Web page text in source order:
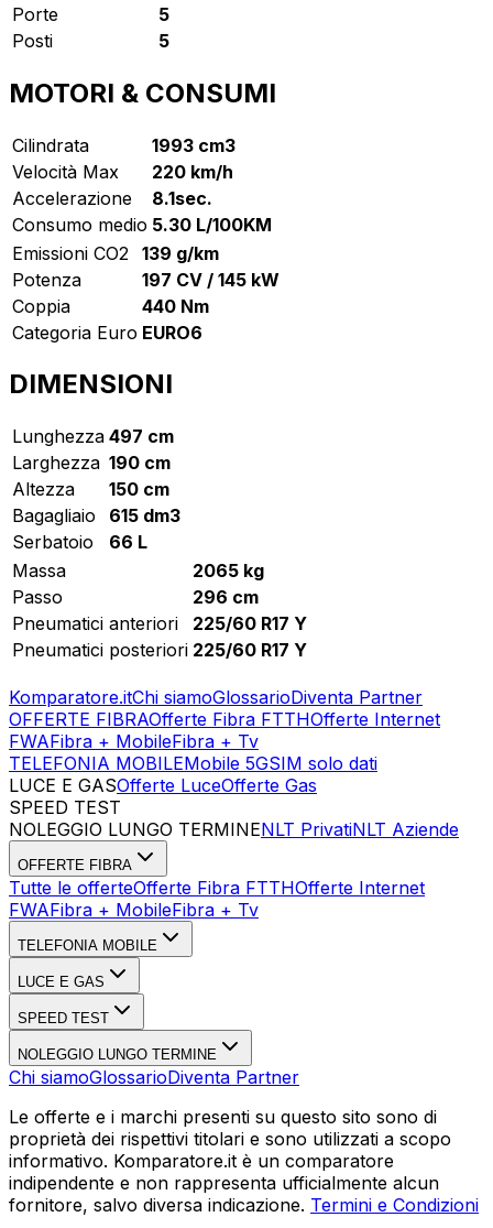
Porte
5
Posti
5
MOTORI & CONSUMI
Cilindrata
1993 cm3
Velocità Max
220 km/h
Accelerazione
8.1sec.
Consumo medio 5.30 L/100KM
Emissioni CO2
139 g/km
Potenza
197 CV / 145 kW
Coppia
440 Nm
Categoria Euro EURO6
DIMENSIONI
Lunghezza 497 cm
Larghezza 190 cm
Altezza
150 cm
Bagagliaio
615 dm3
Serbatoio
66 L
Massa
2065 kg
Passo
296 cm
Pneumatici anteriori
225/60 R17 Y
Pneumatici posteriori 225/60 R17 Y
Komparatore.itChi siamoGlossarioDiventa Partner
OFFERTE FIBRAOfferte Fibra FTTHOfferte Internet
FWAFibra + MobileFibra + Tv
TELEFONIA MOBILEMobile 5GSIM solo dati
LUCE E GASOfferte LuceOfferte Gas
SPEED TEST
NOLEGGIO LUNGO TERMINENLT PrivatiNLT Aziende
OFFERTE FIBRA
Tutte le offerteOfferte Fibra FTTHOfferte Internet
FWAFibra + MobileFibra + Tv
TELEFONIA MOBILE
LUCE E GAS
SPEED TEST
NOLEGGIO LUNGO TERMINE
Chi siamoGlossarioDiventa Partner
Le offerte e i marchi presenti su questo sito sono di
proprietà dei rispettivi titolari e sono utilizzati a scopo
informativo. Komparatore.it è un comparatore
indipendente e non rappresenta ufficialmente alcun
fornitore, salvo diversa indicazione. Termini e Condizioni